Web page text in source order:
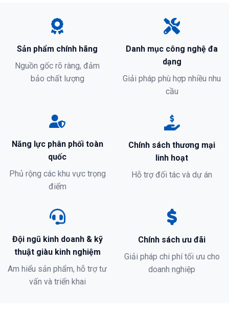
Sản phẩm chính hãng
Nguồn gốc rõ ràng, đảm
bảo chất lượng
Danh mục công nghệ đa
dạng
Giải pháp phù hợp nhiều nhu
cầu
Năng lực phân phối toàn
quốc
Phủ rộng các khu vực trọng
điểm
Chính sách thương mại
linh hoạt
Hỗ trợ đối tác và dự án
Đội ngũ kinh doanh & kỹ
thuật giàu kinh nghiệm
Am hiểu sản phẩm, hỗ trợ tư
vấn và triển khai
Chính sách ưu đãi
Giải pháp chi phí tối ưu cho
doanh nghiệp